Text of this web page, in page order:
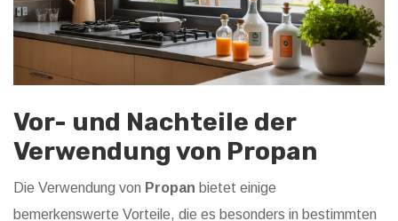
Vor- und Nachteile der
Verwendung von Propan
Die Verwendung von Propan bietet einige
bemerkenswerte Vorteile, die es besonders in bestimmten